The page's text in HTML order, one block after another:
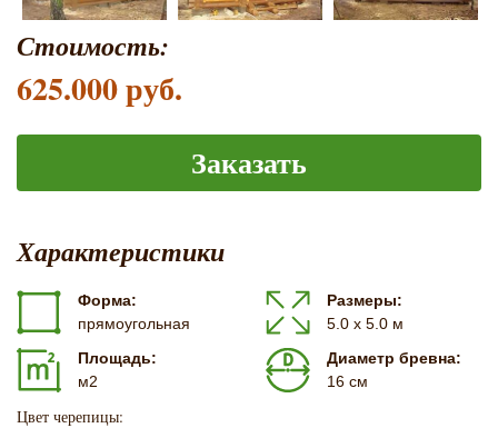
Стоимость:
625.000 руб.
Заказать
Характеристики
Форма:
прямоугольная
Размеры:
5.0 х 5.0 м
Площадь:
м2
Диаметр бревна:
16 см
Цвет черепицы: